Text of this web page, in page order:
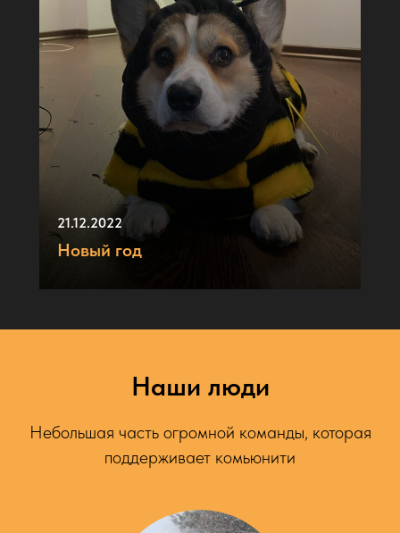
21.12.2022
Новый год
Наши люди
Небольшая часть огромной команды, которая
поддерживает комьюнити